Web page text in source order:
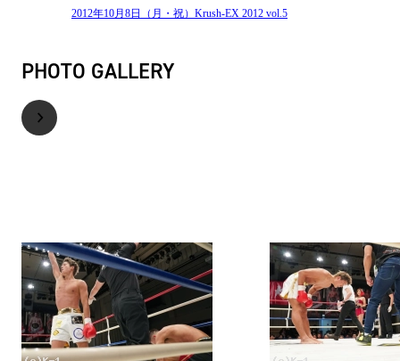
2012年10月8日（月・祝）Krush-EX 2012 vol.5
PHOTO GALLERY